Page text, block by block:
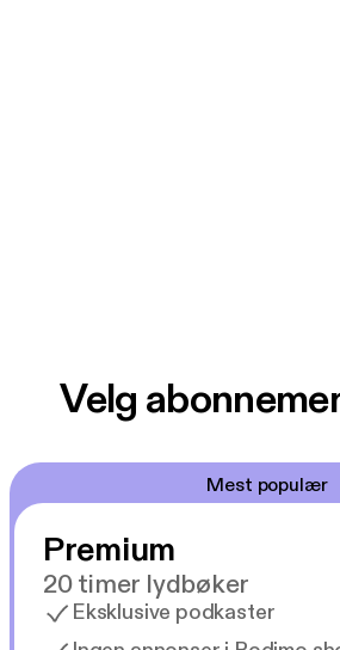
Velg
Mest populær
Premium
20 timer lydbøker
Eksklusive podkaster